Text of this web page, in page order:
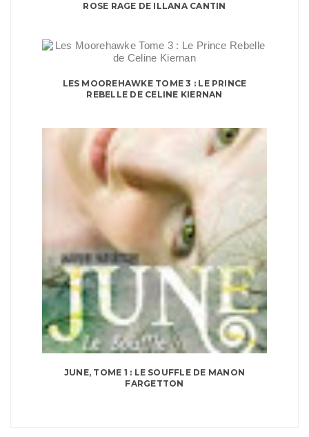
ROSE RAGE DE ILLANA CANTIN
LES MOOREHAWKE TOME 3 : LE PRINCE
REBELLE DE CELINE KIERNAN
JUNE, TOME 1 : LE SOUFFLE DE MANON
FARGETTON